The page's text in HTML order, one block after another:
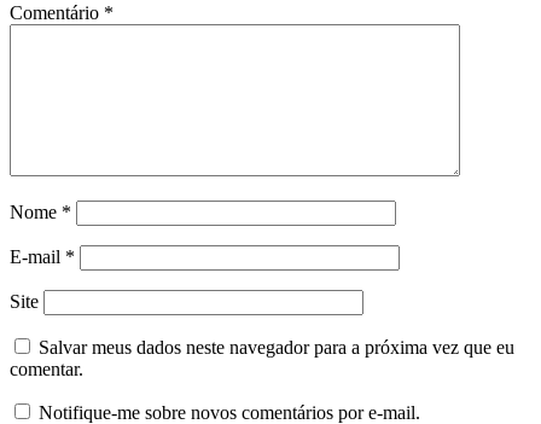
Comentário *
Nome *
E-mail *
Site
Salvar meus dados neste navegador para a próxima vez que eu
comentar.
Notifique-me sobre novos comentários por e-mail.